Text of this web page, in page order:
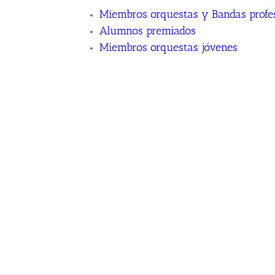
Miembros orquestas y Bandas
Alumnos premiados
Miembros orquestas jóvenes